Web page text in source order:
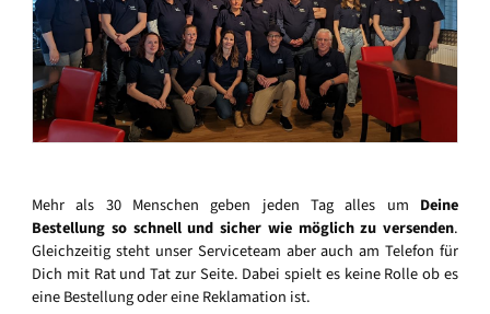
Mehr als 30 Menschen geben jeden Tag alles um Deine
Bestellung so schnell und sicher wie möglich zu versenden.
Gleichzeitig steht unser Serviceteam aber auch am Telefon für
Dich mit Rat und Tat zur Seite. Dabei spielt es keine Rolle ob es
eine Bestellung oder eine Reklamation ist.